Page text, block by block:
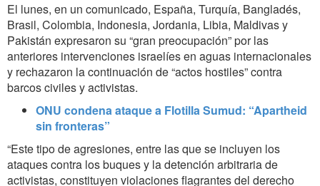
El lunes, en un comunicado, España, Turquía, Bangladés,
Brasil, Colombia, Indonesia, Jordania, Libia, Maldivas y
Pakistán expresaron su “gran preocupación” por las
anteriores intervenciones israelíes en aguas internacionales
y rechazaron la continuación de “actos hostiles” contra
barcos civiles y activistas.
ONU condena ataque a Flotilla Sumud: “Apartheid
sin fronteras”
“Este tipo de agresiones, entre las que se incluyen los
ataques contra los buques y la detención arbitraria de
activistas, constituyen violaciones flagrantes del derecho